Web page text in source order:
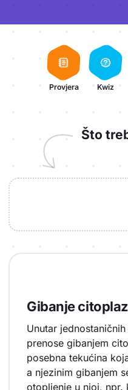
Aktivnosti lekcije
Provjera Kwiz
Što
Gibanje
Unutar
prenose gibanjem
posebna tekućina
a njezinim gibanjem
otopljenje u njoj,